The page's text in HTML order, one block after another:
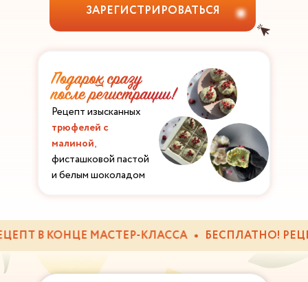
ЗАРЕГИСТРИРОВАТЬСЯ
Рецепт изысканных
трюфелей с
малиной,
фисташковой пастой
и белым шоколадом
В КОНЦЕ МАСТЕР-КЛАССА БЕСПЛАТНО!